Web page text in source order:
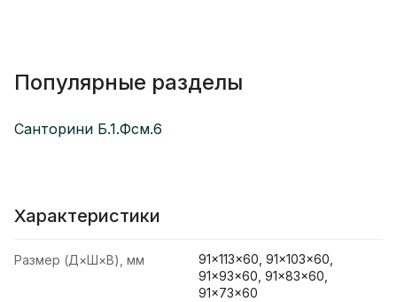
Популярные разделы
Санторини Б.1.Фсм.6
Характеристики
Размер (Д×Ш×В), мм
91×113×60, 91×103×60,
91×93×60, 91×83×60,
91×73×60